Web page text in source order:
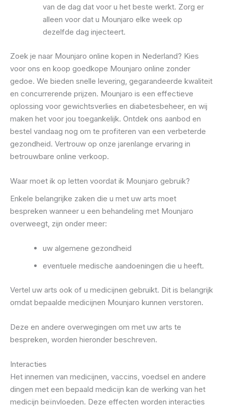
van de dag dat voor u het beste werkt. Zorg er
alleen voor dat u Mounjaro elke week op
dezelfde dag injecteert.
Zoek je naar Mounjaro online kopen in Nederland? Kies
voor ons en koop goedkope Mounjaro online zonder
gedoe. We bieden snelle levering, gegarandeerde kwaliteit
en concurrerende prijzen. Mounjaro is een effectieve
oplossing voor gewichtsverlies en diabetesbeheer, en wij
maken het voor jou toegankelijk. Ontdek ons aanbod en
bestel vandaag nog om te profiteren van een verbeterde
gezondheid. Vertrouw op onze jarenlange ervaring in
betrouwbare online verkoop.
Waar moet ik op letten voordat ik Mounjaro gebruik?
Enkele belangrijke zaken die u met uw arts moet
bespreken wanneer u een behandeling met Mounjaro
overweegt, zijn onder meer:
uw algemene gezondheid
eventuele medische aandoeningen die u heeft.
Vertel uw arts ook of u medicijnen gebruikt. Dit is belangrijk
omdat bepaalde medicijnen Mounjaro kunnen verstoren.
Deze en andere overwegingen om met uw arts te
bespreken, worden hieronder beschreven.
Interacties
Het innemen van medicijnen, vaccins, voedsel en andere
dingen met een bepaald medicijn kan de werking van het
medicijn beïnvloeden. Deze effecten worden interacties